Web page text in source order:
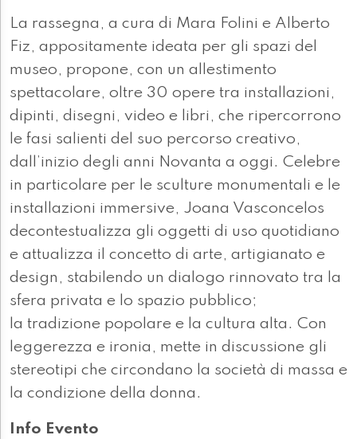
La rassegna, a cura di Mara Folini e Alberto
Fiz, appositamente ideata per gli spazi del
museo, propone, con un allestimento
spettacolare, oltre 30 opere tra installazioni,
dipinti, disegni, video e libri, che ripercorrono
le fasi salienti del suo percorso creativo,
dall’inizio degli anni Novanta a oggi. Celebre
in particolare per le sculture monumentali e le
installazioni immersive, Joana Vasconcelos
decontestualizza gli oggetti di uso quotidiano
e attualizza il concetto di arte, artigianato e
design, stabilendo un dialogo rinnovato tra la
sfera privata e lo spazio pubblico;
la tradizione popolare e la cultura alta. Con
leggerezza e ironia, mette in discussione gli
stereotipi che circondano la società di massa e
la condizione della donna.
Info Evento